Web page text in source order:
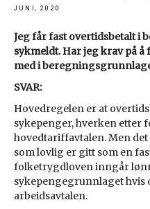
JUNI, 2020
Jeg får fast overtidsbetalt i
sykmeldt. Har jeg krav på
med i
SVAR:
Hovedregelen er at
sykepenger, hverken etter
hovedtariffavtalen. Men
som lovlig er gitt som en
folketrygdloven inngår
sykepengegrunnlaget hvis
arbeidsavtalen.